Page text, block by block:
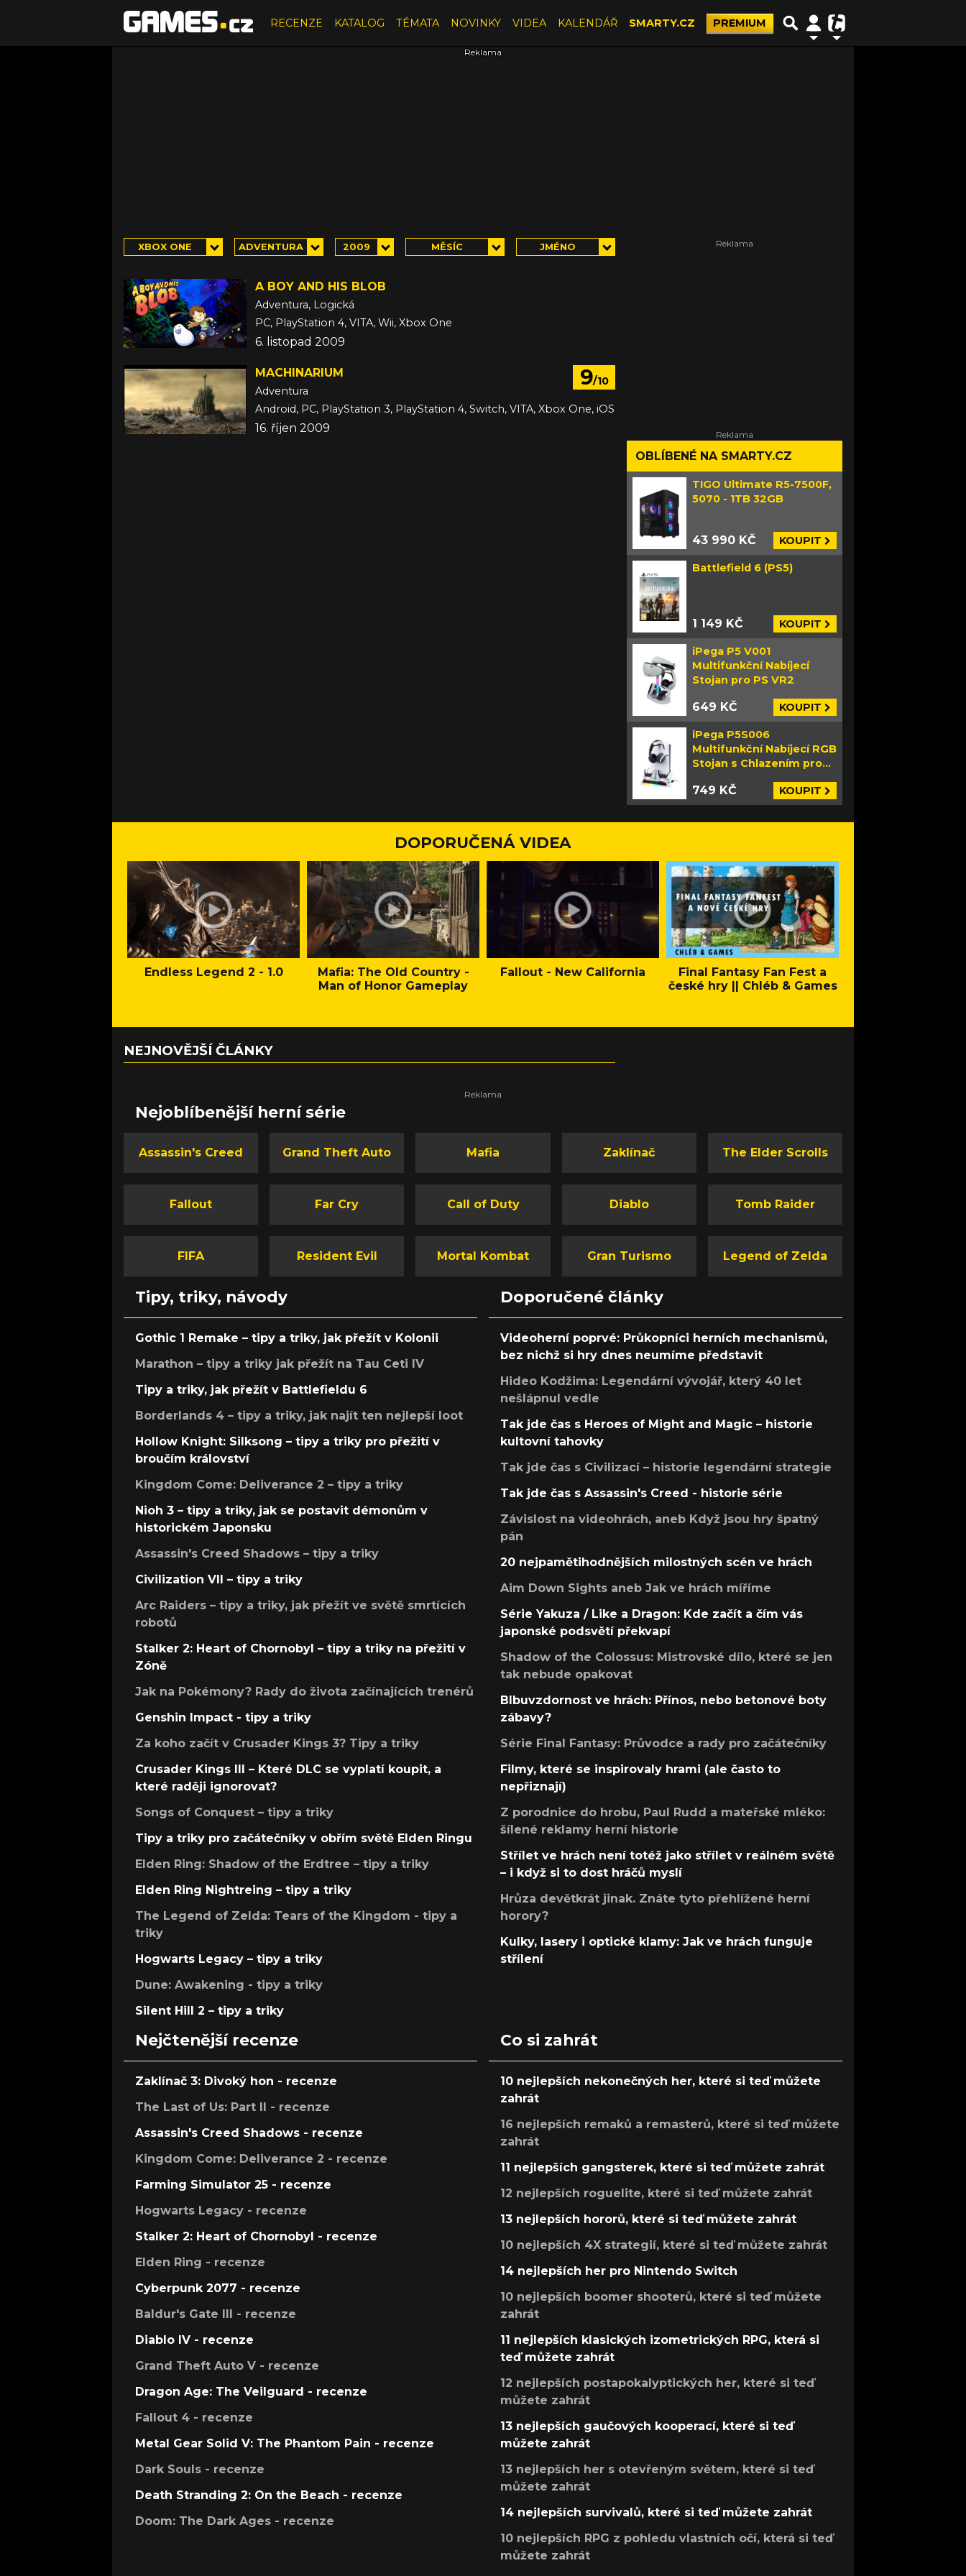
RECENZE KATALOG TÉMATA NOVINKY VIDEA KALENDÁŘ SMARTY.CZ PREMIUM
XBOX ONE ADVENTURA 2009 MĚSÍC JMÉNO
A BOY AND HIS BLOB
Adventura, Logická
PC, PlayStation 4, VITA, Wii, Xbox One
6. listopad 2009
9/10
MACHINARIUM
Adventura
Android, PC, PlayStation 3, PlayStation 4, Switch, VITA, Xbox One, iOS
16. říjen 2009
OBLÍBENÉ NA SMARTY.CZ
TIGO Ultimate R5-7500F,
5070 - 1TB 32GB
43 990 KČ KOUPIT
Battlefield 6 (PS5)
1 149 KČ KOUPIT
iPega P5 V001
Multifunkční Nabíjecí
Stojan pro PS VR2
649 KČ KOUPIT
iPega P5S006
Multifunkční Nabíjecí RGB
Stojan s Chlazením pro
749 KČ KOUPIT
DOPORUČENÁ VIDEA
Endless Legend 2 - 1.0
Mafia: The Old Country -
Man of Honor Gameplay
Fallout - New California
Final Fantasy Fan Fest a
české hry || Chléb & Games
NEJNOVĚJŠÍ ČLÁNKY
Nejoblíbenější herní série
Assassin's Creed Grand Theft Auto Mafia Zaklínač The Elder Scrolls
Fallout Far Cry Call of Duty Diablo Tomb Raider
FIFA Resident Evil Mortal Kombat Gran Turismo Legend of Zelda
Tipy, triky, návody
Gothic 1 Remake – tipy a triky, jak přežít v Kolonii
Marathon – tipy a triky jak přežít na Tau Ceti IV
Tipy a triky, jak přežít v Battlefieldu 6
Borderlands 4 – tipy a triky, jak najít ten nejlepší loot
Hollow Knight: Silksong – tipy a triky pro přežití v
broučím království
Kingdom Come: Deliverance 2 – tipy a triky
Nioh 3 – tipy a triky, jak se postavit démonům v
historickém Japonsku
Assassin's Creed Shadows – tipy a triky
Civilization VII – tipy a triky
Arc Raiders – tipy a triky, jak přežít ve světě smrtících
robotů
Stalker 2: Heart of Chornobyl – tipy a triky na přežití v
Zóně
Jak na Pokémony? Rady do života začínajících trenérů
Genshin Impact - tipy a triky
Za koho začít v Crusader Kings 3? Tipy a triky
Crusader Kings III – Které DLC se vyplatí koupit, a
které raději ignorovat?
Songs of Conquest – tipy a triky
Tipy a triky pro začátečníky v obřím světě Elden Ringu
Elden Ring: Shadow of the Erdtree – tipy a triky
Elden Ring Nightreing – tipy a triky
The Legend of Zelda: Tears of the Kingdom - tipy a
triky
Hogwarts Legacy – tipy a triky
Dune: Awakening - tipy a triky
Silent Hill 2 – tipy a triky
Doporučené články
Videoherní poprvé: Průkopníci herních mechanismů,
bez nichž si hry dnes neumíme představit
Hideo Kodžima: Legendární vývojář, který 40 let
nešlápnul vedle
Tak jde čas s Heroes of Might and Magic – historie
kultovní tahovky
Tak jde čas s Civilizací – historie legendární strategie
Tak jde čas s Assassin's Creed - historie série
Závislost na videohrách, aneb Když jsou hry špatný
pán
20 nejpamětihodnějších milostných scén ve hrách
Aim Down Sights aneb Jak ve hrách míříme
Série Yakuza / Like a Dragon: Kde začít a čím vás
japonské podsvětí překvapí
Shadow of the Colossus: Mistrovské dílo, které se jen
tak nebude opakovat
Blbuvzdornost ve hrách: Přínos, nebo betonové boty
zábavy?
Série Final Fantasy: Průvodce a rady pro začátečníky
Filmy, které se inspirovaly hrami (ale často to
nepřiznají)
Z porodnice do hrobu, Paul Rudd a mateřské mléko:
šílené reklamy herní historie
Střílet ve hrách není totéž jako střílet v reálném světě
– i když si to dost hráčů myslí
Hrůza devětkrát jinak. Znáte tyto přehlížené herní
horory?
Kulky, lasery i optické klamy: Jak ve hrách funguje
střílení
Nejčtenější recenze
Zaklínač 3: Divoký hon - recenze
The Last of Us: Part II - recenze
Assassin's Creed Shadows - recenze
Kingdom Come: Deliverance 2 - recenze
Farming Simulator 25 - recenze
Hogwarts Legacy - recenze
Stalker 2: Heart of Chornobyl - recenze
Elden Ring - recenze
Cyberpunk 2077 - recenze
Baldur's Gate III - recenze
Diablo IV - recenze
Grand Theft Auto V - recenze
Dragon Age: The Veilguard - recenze
Fallout 4 - recenze
Metal Gear Solid V: The Phantom Pain - recenze
Dark Souls - recenze
Death Stranding 2: On the Beach - recenze
Doom: The Dark Ages - recenze
Co si zahrát
10 nejlepších nekonečných her, které si teď můžete
zahrát
16 nejlepších remaků a remasterů, které si teď můžete
zahrát
11 nejlepších gangsterek, které si teď můžete zahrát
12 nejlepších roguelite, které si teď můžete zahrát
13 nejlepších hororů, které si teď můžete zahrát
10 nejlepších 4X strategií, které si teď můžete zahrát
14 nejlepších her pro Nintendo Switch
10 nejlepších boomer shooterů, které si teď můžete
zahrát
11 nejlepších klasických izometrických RPG, která si
teď můžete zahrát
12 nejlepších postapokalyptických her, které si teď
můžete zahrát
13 nejlepších gaučových kooperací, které si teď
můžete zahrát
13 nejlepších her s otevřeným světem, které si teď
můžete zahrát
14 nejlepších survivalů, které si teď můžete zahrát
10 nejlepších RPG z pohledu vlastních očí, která si teď
můžete zahrát